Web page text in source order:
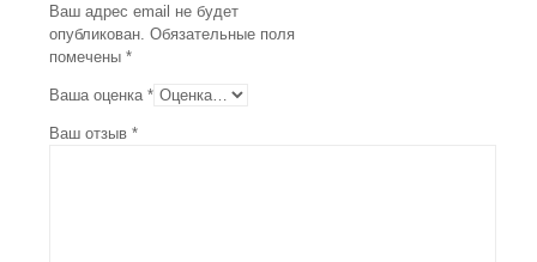
Ваш адрес email не будет
опубликован. Обязательные поля
помечены *
Ваша оценка *
Ваш отзыв *